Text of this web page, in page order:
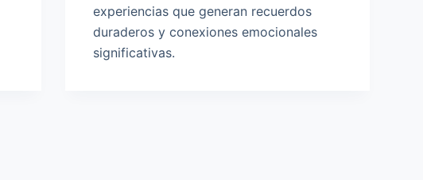
experiencias que generan recuerdos
duraderos y conexiones emocionales
significativas.